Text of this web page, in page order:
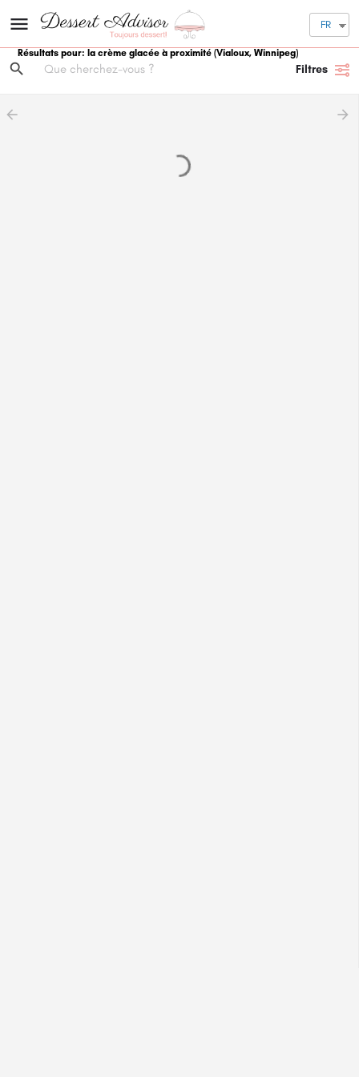
FR
Résultats pour: la crème glacée à proximité (Vialoux, Winnipeg)
Filtres
arrow_backward arrow_forward